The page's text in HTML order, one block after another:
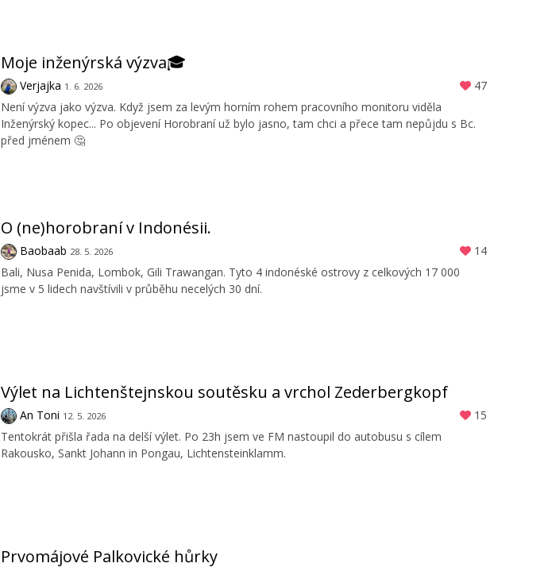
Moje inženýrská výzva🎓
Verjajka 1. 6. 2026
47
Není výzva jako výzva. Když jsem za levým horním rohem pracovního monitoru viděla
Inženýrský kopec... Po objevení Horobraní už bylo jasno, tam chci a přece tam nepůjdu s Bc.
před jménem 🤔
O (ne)horobraní v Indonésii.
Baobaab 28. 5. 2026
14
Bali, Nusa Penida, Lombok, Gili Trawangan. Tyto 4 indonéské ostrovy z celkových 17 000
jsme v 5 lidech navštívili v průběhu necelých 30 dní.
Výlet na Lichtenštejnskou soutěsku a vrchol Zederbergkopf
An Toni 12. 5. 2026
15
Tentokrát přišla řada na delší výlet. Po 23h jsem ve FM nastoupil do autobusu s cílem
Rakousko, Sankt Johann in Pongau, Lichtensteinklamm.
Prvomájové Palkovické hůrky